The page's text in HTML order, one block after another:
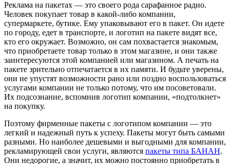
Реклама на пакетах — это своего рода сарафанное радио.
Человек покупает товар в какой-либо компании,
супермаркете, бутике. Ему упаковывают его в пакет. Он идете
по городу, едет в транспорте, и логотип на пакете видят все,
кто его окружает. Возможно, он сам похвастается знакомым,
что приобретаете товар только в этом магазине, и они также
заинтересуются этой компанией или магазином. А печать на
пакете зрительно отпечатается в их памяти. И будьте уверены,
они не упустят возможности рано или поздно воспользоваться
услугами компании не только потому, что им посоветовали.
Их подсознание, вспомнив логотип компании, «подтолкнет»
на покупку.
Поэтому фирменные пакеты с логотипом компании — это
легкий и надежный путь к успеху. Пакеты могут быть самыми
разными. Но наиболее дешевыми и выгодными для компании,
рекламирующей свои услуги, являются пакеты типа БАНАН.
Они недорогие, а значит, их можно постоянно приобретать в